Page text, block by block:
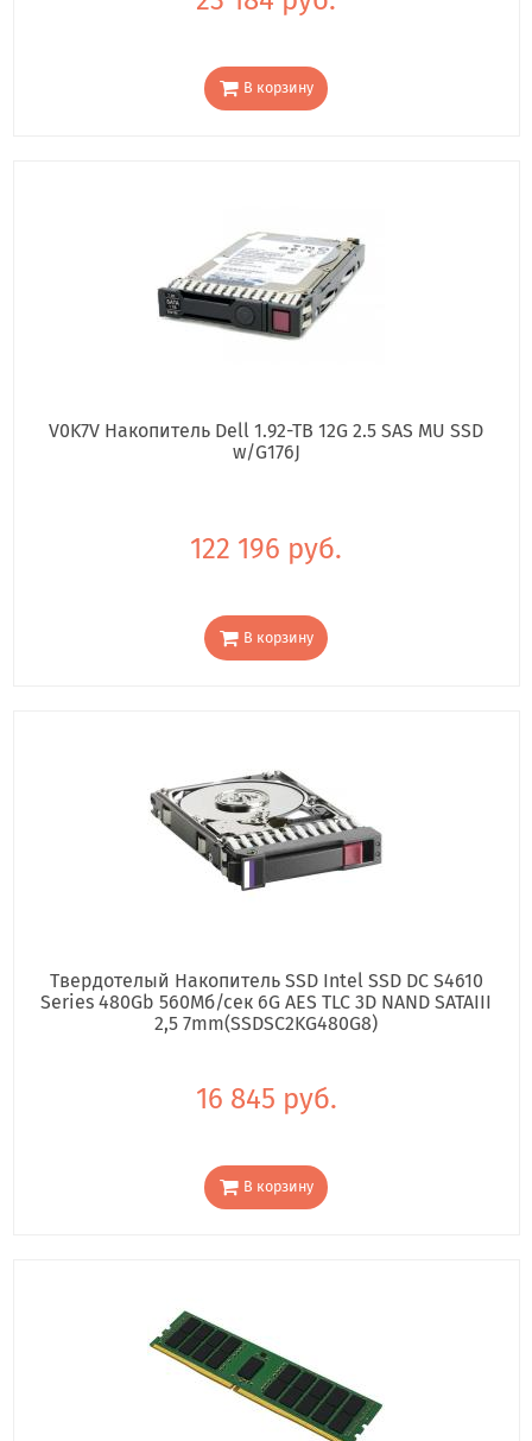
В корзину
V0K7V Накопитель Dell 1.92-TB 12G 2.5 SAS MU SSD
w/G176J
122 196 руб.
В корзину
Твердотелый Накопитель SSD Intel SSD DC S4610
Series 480Gb 560Мб/сек 6G AES TLC 3D NAND SATAIII
2,5 7mm(SSDSC2KG480G8)
16 845 руб.
В корзину